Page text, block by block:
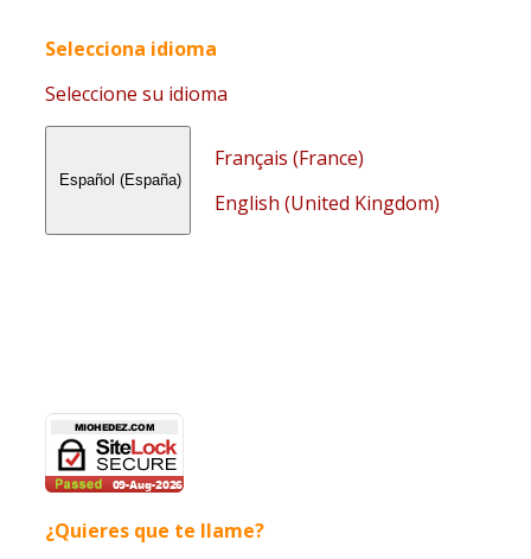
Selecciona idioma
Seleccione su idioma
Español (España)
Français (France)
English (United Kingdom)
¿Quieres que te llame?